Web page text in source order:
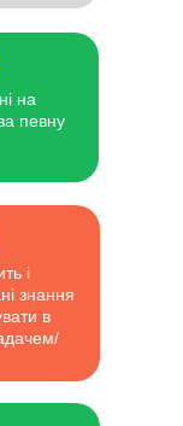
і
знання
в
на
певну